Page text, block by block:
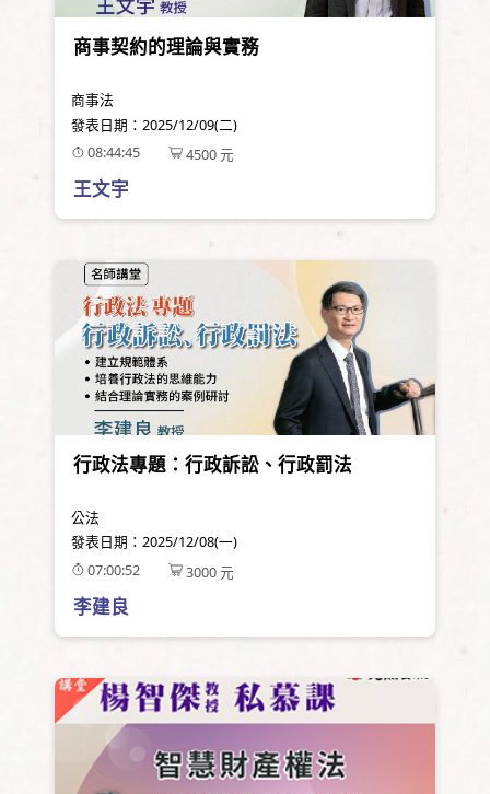
商事契約的理論與實務
商事法
發表日期： 2025/12/09(二)
08:44:45
4500元
王文宇
行政法專題：行政訴訟、行政罰法
公法
發表日期：2025/12/08(一)
07:00:52
3000元
李建良